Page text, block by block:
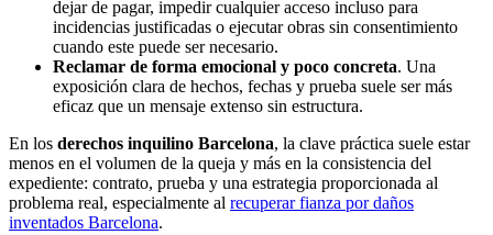
dejar de pagar, impedir cualquier acceso incluso para
incidencias justificadas o ejecutar obras sin consentimiento
cuando este puede ser necesario.
Reclamar de forma emocional y poco concreta. Una
exposición clara de hechos, fechas y prueba suele ser más
eficaz que un mensaje extenso sin estructura.
En los derechos inquilino Barcelona, la clave práctica suele estar
menos en el volumen de la queja y más en la consistencia del
expediente: contrato, prueba y una estrategia proporcionada al
problema real, especialmente al recuperar fianza por daños
inventados Barcelona.